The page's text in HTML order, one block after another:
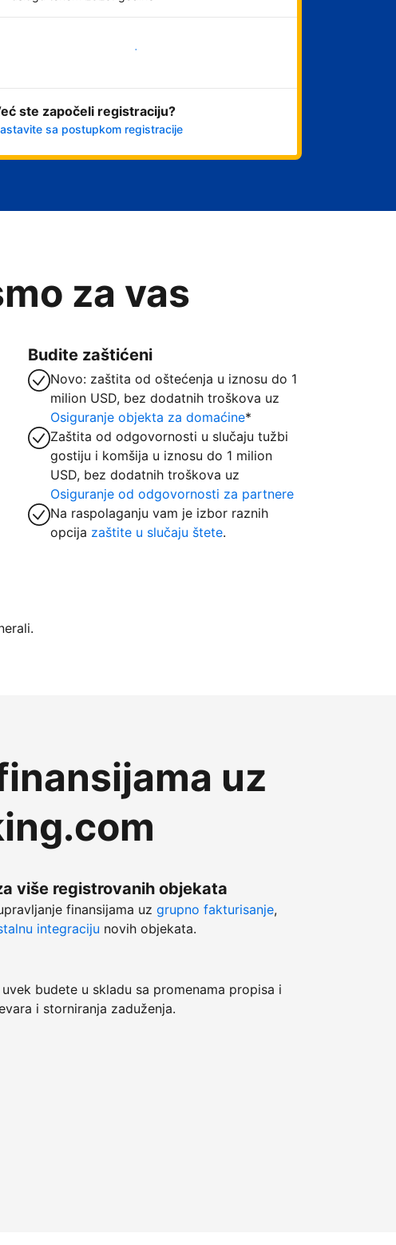
Počnite odmah
ste započeli registraciju?
sa postupkom registracije
za vas
Budite zaštićeni
Novo: zaštita od oštećenja u iznosu do 1
milion USD, bez dodatnih troškova uz
Osiguranje objekta za domaćine*
Zaštita od odgovornosti u slučaju tužbi
gostiju i komšija u iznosu do 1 milion
USD, bez dodatnih troškova uz
Osiguranje od odgovornosti za partnere
Na raspolaganju vam je izbor raznih
opcija zaštite u slučaju štete.
uz
više registrovanih objekata
finansijama uz grupno fakturisanje,
integraciju novih objekata.
budete u skladu sa promenama propisa i
i storniranja zaduženja.